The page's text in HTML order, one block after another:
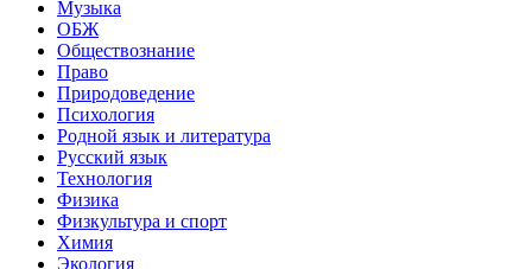
Музыка
ОБЖ
Обществознание
Право
Природоведение
Психология
Родной язык и литература
Русский язык
Технология
Физика
Физкультура и спорт
Химия
Экология